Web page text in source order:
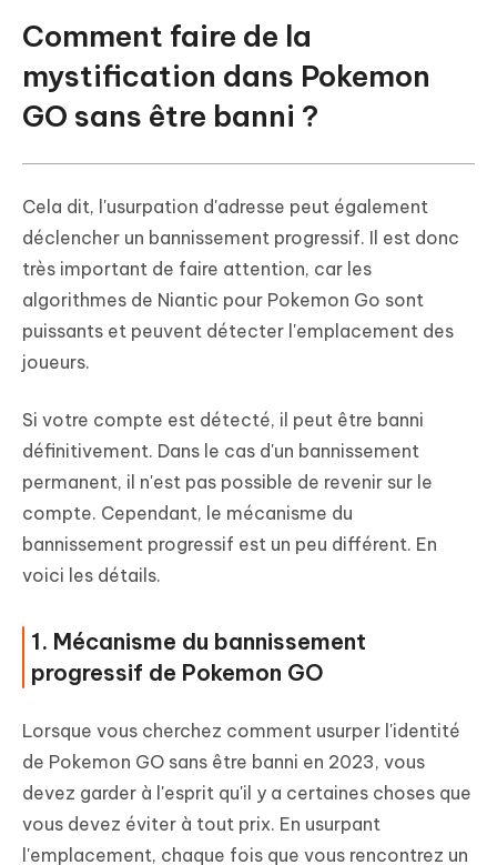
Comment faire de la
mystification dans Pokemon
GO sans être banni ?
Cela dit, l'usurpation d'adresse peut également
déclencher un bannissement progressif. Il est donc
très important de faire attention, car les
algorithmes de Niantic pour Pokemon Go sont
puissants et peuvent détecter l'emplacement des
joueurs.
Si votre compte est détecté, il peut être banni
définitivement. Dans le cas d'un bannissement
permanent, il n'est pas possible de revenir sur le
compte. Cependant, le mécanisme du
bannissement progressif est un peu différent. En
voici les détails.
1. Mécanisme du bannissement
progressif de Pokemon GO
Lorsque vous cherchez comment usurper l'identité
de Pokemon GO sans être banni en 2023, vous
devez garder à l'esprit qu'il y a certaines choses que
vous devez éviter à tout prix. En usurpant
l'emplacement, chaque fois que vous rencontrez un